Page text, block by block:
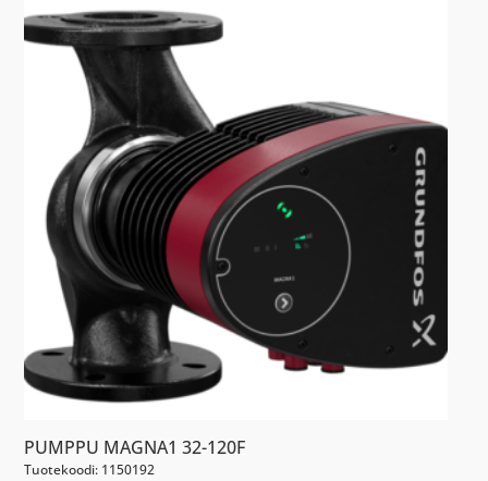
05
määrä
PUMPPU MAGNA1 32-120F
Tuotekoodi: 1150192